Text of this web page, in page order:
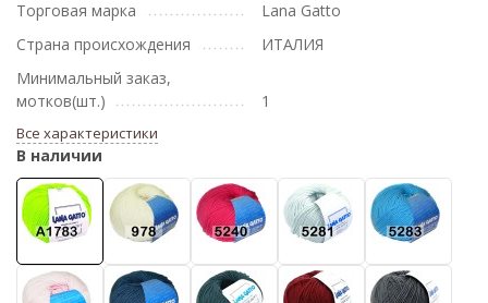
Торговая марка
Lana Gatto
Страна происхождения
ИТАЛИЯ
Минимальный заказ,
мотков(шт.)
1
Все характеристики
В наличии